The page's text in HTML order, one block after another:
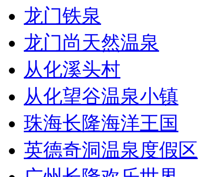
龙门铁泉
龙门尚天然温泉
从化溪头村
从化望谷温泉小镇
珠海长隆海洋王国
英德奇洞温泉度假区